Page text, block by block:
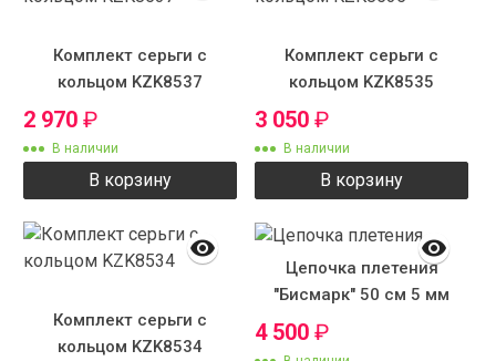
Комплект серьги с
кольцом KZK8537
2 970 ₽
В наличии
В корзину
Комплект серьги с
кольцом KZK8535
3 050 ₽
В наличии
В корзину
Комплект серьги с
кольцом KZK8534
Цепочка плетения
"Бисмарк" 50 см 5 мм
4 500 ₽